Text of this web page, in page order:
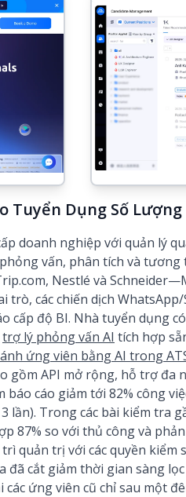
Tuyển Dụng Số
doanh nghiệp với quản lý
vấn, phân tích và tương
Nestlé và
trò, các chiến dịch
cấp độ BI. Nhà tuyển dụng
trợ lý phỏng vấn AI tích hợp
ứng viên bằng AI trong
gồm API mở rộng, hỗ trợ đa
cáo giảm tới 82% công
lần). Trong các bài kiểm tra
87% so với thủ công và
quản trị với các quyền kiểm
đã cắt giảm thời gian sàng
các ứng viên cũ chỉ sau một